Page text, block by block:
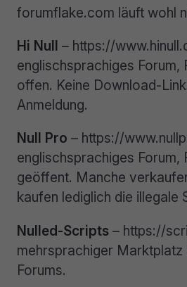
forumflake.com läuft wohl
Hi Null – https://
englischsprachiges Forum,
offen. Keine Download-
Anmeldung.
Null Pro – https://
englischsprachiges Forum,
geöffent. Manche
kaufen lediglich die illegale
Nulled-Scripts – https://
mehrsprachiger Marktplatz
Forums.